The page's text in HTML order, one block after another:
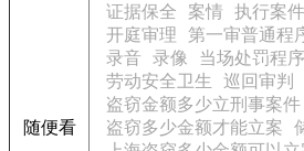
随便看
证据保全
案情 执行案件
开庭审理
第一审普通程
录音
录像 当场处罚程序
劳动安全卫生
巡回审判
盗窃金额多少立刑事案件
盗窃多少金额才能立案